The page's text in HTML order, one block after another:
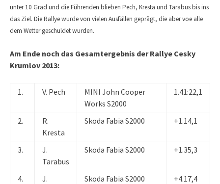
unter 10 Grad und die Führenden blieben Pech, Kresta und Tarabus bis ins
das Ziel. Die Rallye wurde von vielen Ausfällen geprägt, die aber voe alle
dem Wetter geschuldet wurden.
Am Ende noch das Gesamtergebnis der Rallye Cesky
Krumlov 2013:
1. V. Pech
MINI John Cooper
Works S2000
1.41:22,1
2.
R.
Kresta
Skoda Fabia S2000 +1.14,1
3.
J.
Tarabus
Skoda Fabia S2000 +1.35,3
4.
J.
Skoda Fabia S2000 +4.17,4